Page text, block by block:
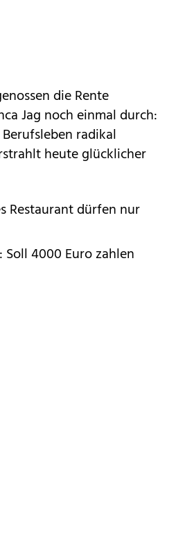
die Rente
Jag noch einmal durch:
radikal
heute glücklicher
Restaurant dürfen nur
Soll 4000 Euro zahlen